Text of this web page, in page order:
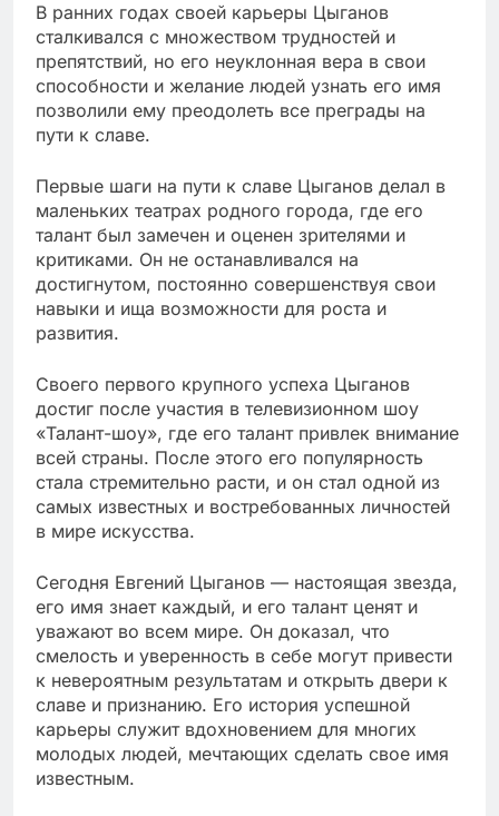
В ранних годах своей карьеры Цыганов
сталкивался с множеством трудностей и
препятствий, но его неуклонная вера в свои
способности и желание людей узнать его имя
позволили ему преодолеть все преграды на
пути к славе.
Первые шаги на пути к славе Цыганов делал в
маленьких театрах родного города, где его
талант был замечен и оценен зрителями и
критиками. Он не останавливался на
достигнутом, постоянно совершенствуя свои
навыки и ища возможности для роста и
развития.
Своего первого крупного успеха Цыганов
достиг после участия в телевизионном шоу
«Талант-шоу», где его талант привлек внимание
всей страны. После этого его популярность
стала стремительно расти, и он стал одной из
самых известных и востребованных личностей
в мире искусства.
Сегодня Евгений Цыганов — настоящая звезда,
его имя знает каждый, и его талант ценят и
уважают во всем мире. Он доказал, что
смелость и уверенность в себе могут привести
к невероятным результатам и открыть двери к
славе и признанию. Его история успешной
карьеры служит вдохновением для многих
молодых людей, мечтающих сделать свое имя
известным.